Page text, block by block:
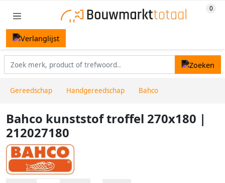
Gereedschap Handgereedschap Bahco
Bahco kunststof troffel 270x180 |
212027180